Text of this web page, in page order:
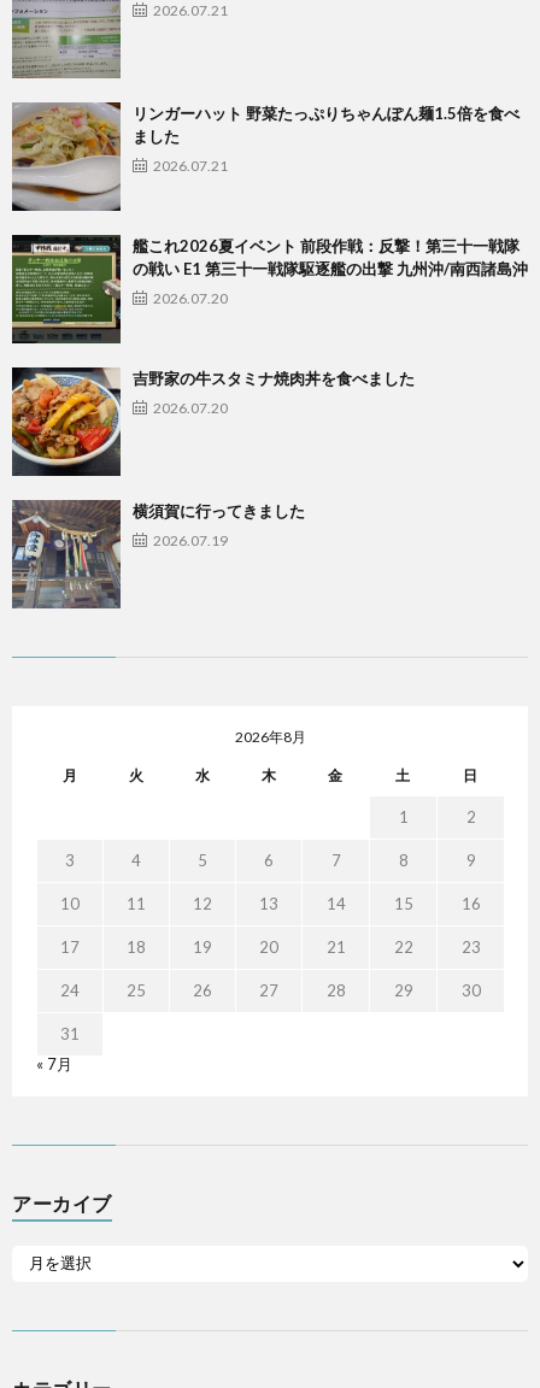
2026.07.21
リンガーハット 野菜たっぷりちゃんぽん麺1.5倍を食べ
ました
2026.07.21
艦これ2026夏イベント 前段作戦：反撃！第三十一戦隊
の戦い E1 第三十一戦隊駆逐艦の出撃 九州沖/南西諸島沖
2026.07.20
吉野家の牛スタミナ焼肉丼を食べました
2026.07.20
横須賀に行ってきました
2026.07.19
2026年8月
月 火 水 木 金 土 日
1 2
3 4 5 6 7 8 9
10 11 12 13 14 15 16
17 18 19 20 21 22 23
24 25 26 27 28 29 30
31
« 7月
アーカイブ